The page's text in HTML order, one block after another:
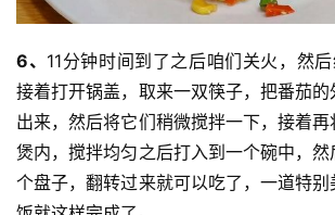
6、 11分钟时间到了之后咱们关火，然后
接着打开锅盖，取来一双筷子，把番茄
出来，然后将它们稍微搅拌一下，接着
煲内，搅拌均匀之后打入到一个碗中，
个盘子，翻转过来就可以吃了，一道特